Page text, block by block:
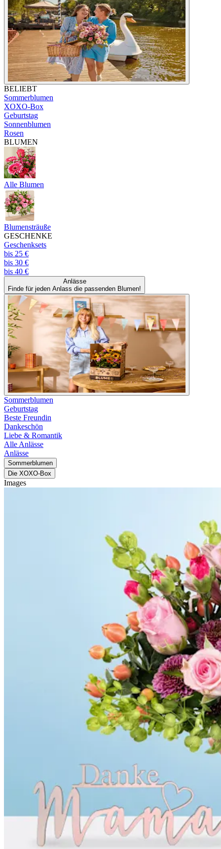
BELIEBT
Sommerblumen
XOXO-Box
Geburtstag
Sonnenblumen
Rosen
BLUMEN
Alle Blumen
Blumensträuße
GESCHENKE
Geschenksets
bis 25 €
bis 30 €
bis 40 €
Anlässe
Finde für jeden Anlass die passenden Blumen!
Sommerblumen
Geburtstag
Beste Freundin
Dankeschön
Liebe & Romantik
Alle Anlässe
Anlässe
Sommerblumen
Die XOXO-Box
Images